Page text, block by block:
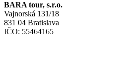
BARA tour, s.r.o.
Vajnorská 131/18
831 04 Bratislava
IČO: 55464165